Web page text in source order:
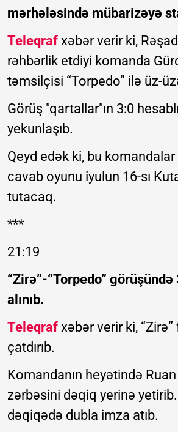
mərhələsində mübarizəyə
Teleqraf xəbər verir ki,
rəhbərlik etdiyi komanda
təmsilçisi “Torpedo” ilə üz-
Görüş "qartallar"ın 3:0
yekunlaşıb.
Qeyd edək ki, bu komandalar
cavab oyunu iyulun 16-sı
tutacaq.
***
21:19
“Zirə”-“Torpedo”
alınıb.
Teleqraf xəbər verir ki,
çatdırıb.
Komandanın heyətində
zərbəsini dəqiq yerinə yetirib.
dəqiqədə dubla imza atıb.